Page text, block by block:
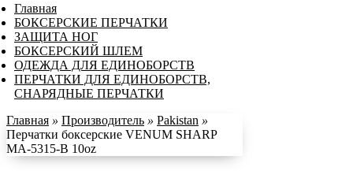
Главная
БОКСЕРСКИЕ ПЕРЧАТКИ
ЗАЩИТА НОГ
БОКСЕРСКИЙ ШЛЕМ
ОДЕЖДА ДЛЯ ЕДИНОБОРСТВ
ПЕРЧАТКИ ДЛЯ ЕДИНОБОРСТВ,
СНАРЯДНЫЕ ПЕРЧАТКИ
Главная » Производитель » Pakistan »
Перчатки боксерские VENUM SHARP
MA-5315-B 10oz